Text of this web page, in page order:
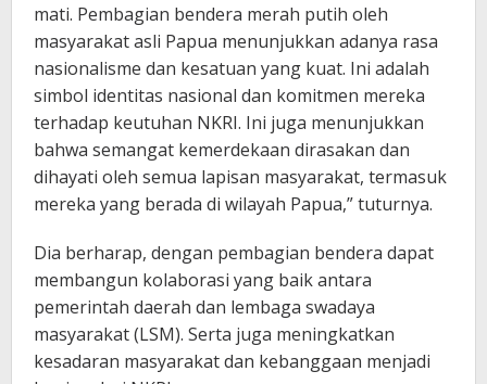
mati. Pembagian bendera merah putih oleh
masyarakat asli Papua menunjukkan adanya rasa
nasionalisme dan kesatuan yang kuat. Ini adalah
simbol identitas nasional dan komitmen mereka
terhadap keutuhan NKRI. Ini juga menunjukkan
bahwa semangat kemerdekaan dirasakan dan
dihayati oleh semua lapisan masyarakat, termasuk
mereka yang berada di wilayah Papua,” tuturnya.
Dia berharap, dengan pembagian bendera dapat
membangun kolaborasi yang baik antara
pemerintah daerah dan lembaga swadaya
masyarakat (LSM). Serta juga meningkatkan
kesadaran masyarakat dan kebanggaan menjadi